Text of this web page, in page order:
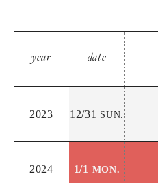
year date
2023 12/31 SUN.
2024 1/1 MON.